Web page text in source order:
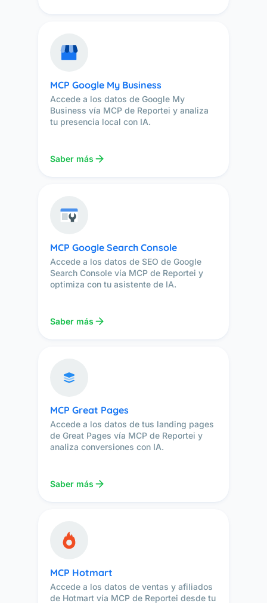
MCP Google My Business
Accede a los datos de Google My
Business vía MCP de Reportei y analiza
tu presencia local con IA.
Saber más
MCP Google Search Console
Accede a los datos de SEO de Google
Search Console vía MCP de Reportei y
optimiza con tu asistente de IA.
Saber más
MCP Great Pages
Accede a los datos de tus landing pages
de Great Pages vía MCP de Reportei y
analiza conversiones con IA.
Saber más
MCP Hotmart
Accede a los datos de ventas y afiliados
de Hotmart vía MCP de Reportei desde tu